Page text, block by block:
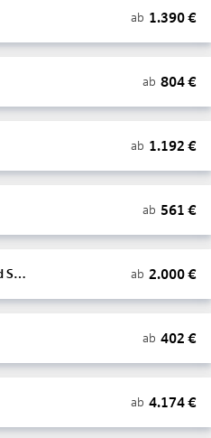
ab 1.390€
ab 804€
ab 1.192 €
ab 561 €
Bonaire, Sint Eustatius und Saba ab 2.000€
ab 402 €
ab 4.174€